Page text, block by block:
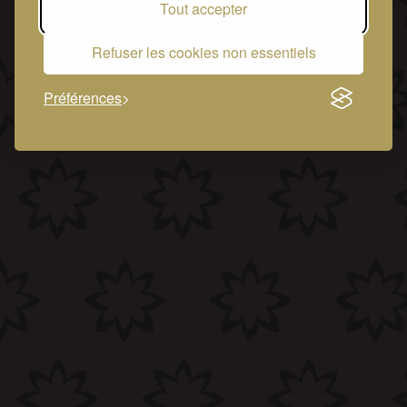
Tout accepter
Refuser les cookies non essentiels
Préférences